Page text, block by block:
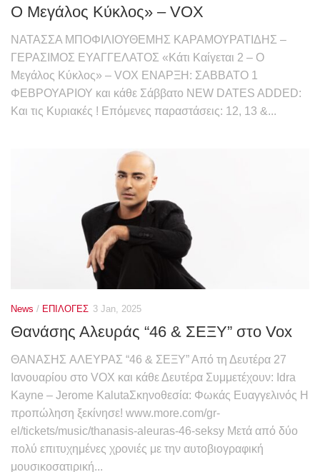
Ο Μεγάλος Κύκλος» – VOX
ΝΑΤΑΣΣΑ ΜΠΟΦΙΛΙΟΥΘΕΜΗΣ ΚΑΡΑΜΟΥΡΑΤΙΔΗΣ –
ΓΕΡΑΣΙΜΟΣ ΕΥΑΓΓΕΛΑΤΟΣ «Κάτι Καίγεται 2 – Ο
Μεγάλος Κύκλος» – VOX ΕΝΑΡΞΗ: ΣΑΒΒΑΤΟ 1
ΦΕΒΡΟΥΑΡΙΟΥ και κάθε Σάββατο NEW DATES ADDED:
Και τις Κυριακές ! Επόμενες παραστάσεις: 12, 13 &...
News / ΕΠΙΛΟΓΕΣ 3 Jan, 2025
Θανάσης Αλευράς “46 & ΣΕΞΥ” στο Vox
ΘΑΝΑΣΗΣ ΑΛΕΥΡΑΣ “46 & ΣΕΞΥ” Από τη Δευτέρα 27
Ιανουαρίου στο VOX και κάθε Δευτέρα Συμμετέχουν: Idra
Kayne – Jerome KalutaΣκηνοθεσία: Φωκάς Ευαγγελινός Η
προπώληση ξεκίνησε! www.more.com/gr-
el/tickets/music/thanasis-aleuras-46-seksy Μετά από δύο
πολύ επιτυχημένες χρονιές με την αυτοβιογραφική
μουσικοσατιρική...